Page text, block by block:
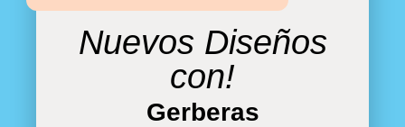
Nuevos Diseños
con!
Gerberas